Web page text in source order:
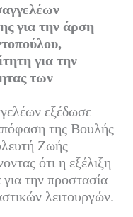
για την άρση
για την
των
εξέδωσε
της Βουλής
Ζωής
ότι η εξέλιξη
την προστασία
λειτουργών.